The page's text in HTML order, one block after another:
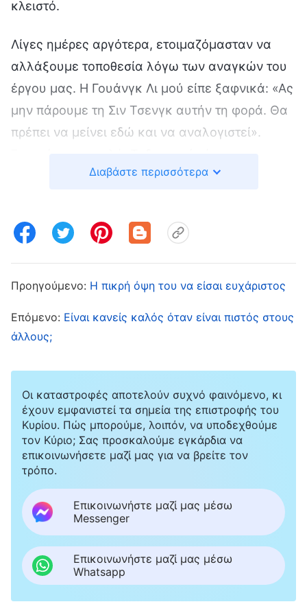
κλειστό.
Λίγες ημέρες αργότερα, ετοιμαζόμασταν να
αλλάξουμε τοποθεσία λόγω των αναγκών του
έργου μας. Η Γουάνγκ Λι μού είπε ξαφνικά: «Ας
μην πάρουμε τη Σιν Τσενγκ αυτήν τη φορά. Θα
πρέπει να μείνει εδώ και να αναλογιστεί».
μείνει εδώ από την απαλλαγή απ’ το καθήκον;
θα ήταν άδικο γι’ αυτήν. Ανησύχησα όταν είδα
ότι η Γουάνγκ Λι ενεργούσε με βάση τη
διεφθαρμένη της διάθεση, και ήθελα να την
εκθέσω που έκανε κατάχρηση της εξουσίας
καταπιέσει τη Σιν Τσενγκ. Σκέφτηκα όμως ότι
συμπεριφορά απέναντί μου όταν συζητούσαμε
για τη Σιν Τσενγκ τις προάλλες, οπότε, αν της
ανέλυα και της εξέθετα την ουσία των
πράξεών της απευθείας, μπορεί να έλεγε ότι
προστάτευα τη Σιν Τσενγκ και ότι δυσκόλευα
εκείνη δυσανασχετούσε μαζί μου και με άφηνε
στην απ’ έξω, πώς θα μπορούσαμε να
συνεργαστούμε; Δίστασα και κατάπια τα λόγια
που θα έλεγα. Σκέφτηκα: «Ξέχνα το. Ας μην την
Διαβάστε περισσότερα
Προηγούμενο: Η πικρή όψη του να είσαι ευχάριστος
Επόμενο: Είναι κανείς καλός όταν είναι πιστός στους
άλλους;
Οι καταστροφές αποτελούν συχνό φαινόμενο, κι
έχουν εμφανιστεί τα σημεία της επιστροφής του
Κυρίου. Πώς μπορούμε, λοιπόν, να υποδεχθούμε
τον Κύριο; Σας προσκαλούμε εγκάρδια να
επικοινωνήσετε μαζί μας για να βρείτε τον
τρόπο.
Επικοινωνήστε μαζί μας μέσω
Messenger
Επικοινωνήστε μαζί μας μέσω
Whatsapp